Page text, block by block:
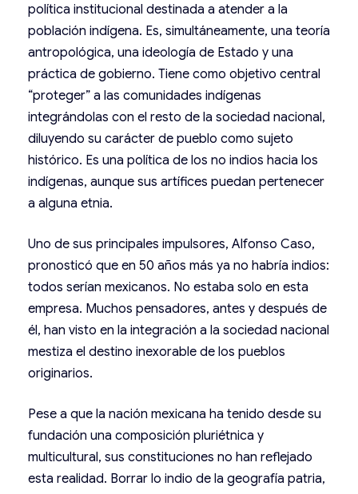
política institucional destinada a atender a la
población indígena. Es, simultáneamente, una teoría
antropológica, una ideología de Estado y una
práctica de gobierno. Tiene como objetivo central
“proteger” a las comunidades indígenas
integrándolas con el resto de la sociedad nacional,
diluyendo su carácter de pueblo como sujeto
histórico. Es una política de los no indios hacia los
indígenas, aunque sus artífices puedan pertenecer
a alguna etnia.
Uno de sus principales impulsores, Alfonso Caso,
pronosticó que en 50 años más ya no habría indios:
todos serían mexicanos. No estaba solo en esta
empresa. Muchos pensadores, antes y después de
él, han visto en la integración a la sociedad nacional
mestiza el destino inexorable de los pueblos
originarios.
Pese a que la nación mexicana ha tenido desde su
fundación una composición pluriétnica y
multicultural, sus constituciones no han reflejado
esta realidad. Borrar lo indio de la geografía patria,